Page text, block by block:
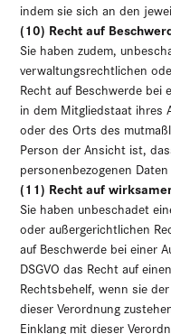
indem sie sich an den
(10) Recht auf
Sie haben zudem,
verwaltungsrechtlichen
Recht auf Beschwerde
in dem Mitgliedstaat ihres
oder des Orts des
Person der Ansicht ist,
personenbezogenen
(11) Recht auf
Sie haben unbeschadet
oder außergerichtlichen
auf Beschwerde bei einer
DSGVO das Recht auf
Rechtsbehelf, wenn sie
dieser Verordnung
Einklang mit dieser